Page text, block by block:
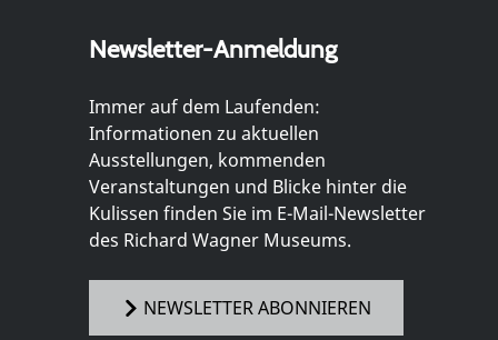
Newsletter-Anmeldung
Immer auf dem Laufenden:
Informationen zu aktuellen
Ausstellungen, kommenden
Veranstaltungen und Blicke hinter die
Kulissen finden Sie im E-Mail-Newsletter
des Richard Wagner Museums.
NEWSLETTER ABONNIEREN